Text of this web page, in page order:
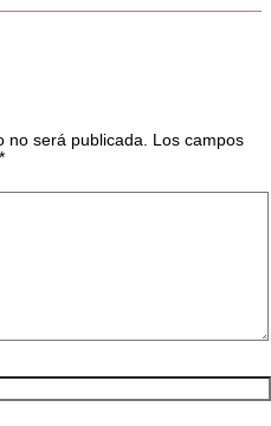
no será publicada. Los campos
*